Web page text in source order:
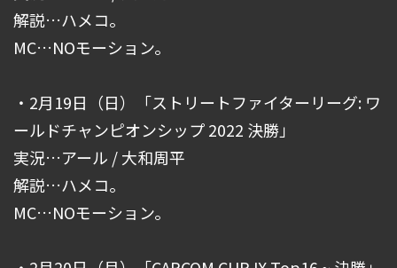
解説…ハメコ。
MC…NOモーション。
・2月19日（日）「ストリートファイターリーグ: ワ
ールドチャンピオンシップ 2022 決勝」
実況…アール / 大和周平
解説…ハメコ。
MC…NOモーション。